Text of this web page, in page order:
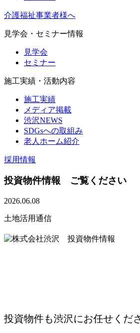
介護福祉事業者様へ
見学会・セミナー情報
見学会
セミナー
施工実績・活動内容
施工実績
メディア掲載
渋沢NEWS
SDGsへの取組み
老人ホーム紹介
採用情報
投資物件情報 ご覧ください
2026.06.08
土地活用通信
投資物件も渋沢にお任せくだ